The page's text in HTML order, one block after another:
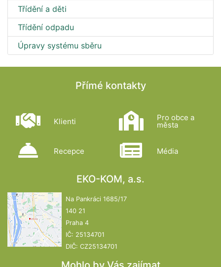
Třídění a děti
Třídění odpadu
Úpravy systému sběru
Přímé kontakty
Klienti Pro obce a
města
Recepce Média
EKO-KOM, a.s.
Na Pankráci 1685/17
140 21
Praha 4
IČ: 25134701
DIČ: CZ25134701